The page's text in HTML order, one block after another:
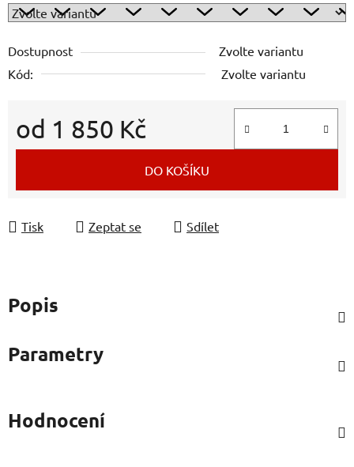
Dostupnost
Zvolte variantu
Kód:
Zvolte variantu
od 1 850 Kč
Měrná cena:
DO KOŠÍKU
Tisk Zeptat se Sdílet
Popis
Parametry
Hodnocení